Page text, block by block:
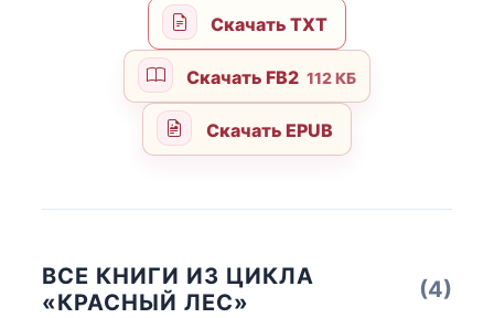
Скачать TXT
Скачать FB2 112 КБ
Скачать EPUB
ВСЕ КНИГИ ИЗ ЦИКЛА
«КРАСНЫЙ ЛЕС»
(4)